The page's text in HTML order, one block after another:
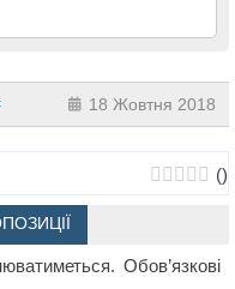
18 Жовтня 2018
()
Обов’язкові